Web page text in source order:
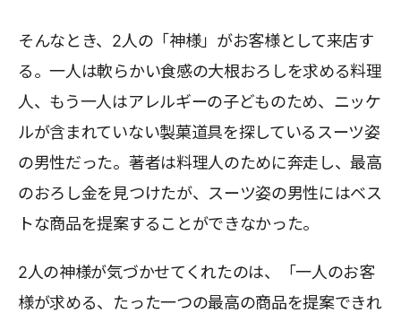
そんなとき、2人の「神様」がお客様として来店す
る。一人は軟らかい食感の大根おろしを求める料理
人、もう一人はアレルギーの子どものため、ニッケ
ルが含まれていない製菓道具を探しているスーツ姿
の男性だった。著者は料理人のために奔走し、最高
のおろし金を見つけたが、スーツ姿の男性にはベス
トな商品を提案することができなかった。
2人の神様が気づかせてくれたのは、「一人のお客
様が求める、たった一つの最高の商品を提案できれ